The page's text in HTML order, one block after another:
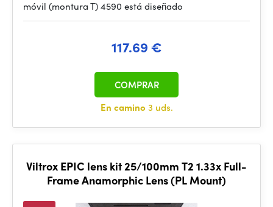
móvil (montura T) 4590 está diseñado
117.69 €
En camino 3 uds.
COMPRAR
Viltrox EPIC lens kit 25/100mm T2 1.33x Full-
Frame Anamorphic Lens (PL Mount)